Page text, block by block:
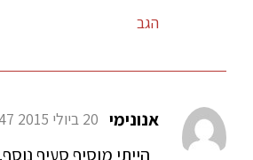
הגב
אנונימי 20 ביולי 2015 10:47
הייתי מוסיף סעיף נוסף.